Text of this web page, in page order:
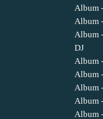
Album
Album
Album
DJ
Album
Album
Album
Album
Album